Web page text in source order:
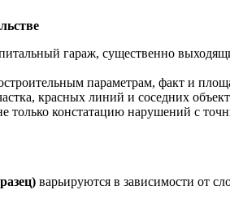
гараж, существенно
параметрам, факт и
красных линий и соседних
только констатацию нарушений с
варьируются в зависимости от